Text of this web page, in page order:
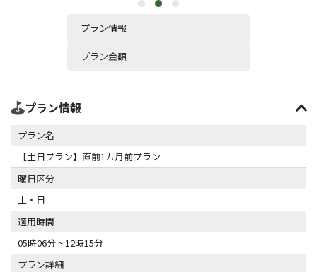
プラン情報
プラン金額
プラン情報
プラン名
【土日プラン】直前1カ月前プラン
曜日区分
土・日
適用時間
05時06分 ~ 12時15分
プラン詳細